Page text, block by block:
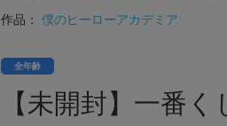
作品： 僕のヒーローアカデミア
全年齢
【未開封】一番